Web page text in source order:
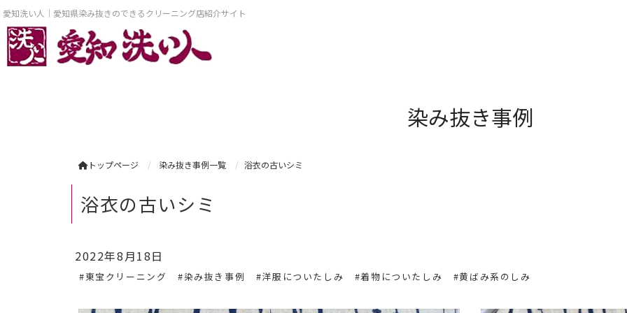
愛知洗い人｜愛知県染み抜きのできるクリーニング店紹介サイト
染み抜き事例
トップページ 染み抜き事例一覧 浴衣の古いシミ
浴衣の古いシミ
2022年8月18日
#東宝クリーニング #染み抜き事例 #洋服についたしみ #着物についたしみ #黄ばみ系のしみ